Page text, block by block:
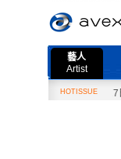
藝人
Artist
HOTISSUE
2月27日『Need